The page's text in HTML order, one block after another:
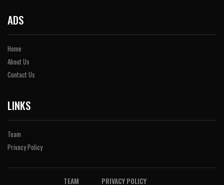
ADS
Home
About Us
Contact Us
LINKS
Team
Privacy Policy
TEAM PRIVACY POLICY